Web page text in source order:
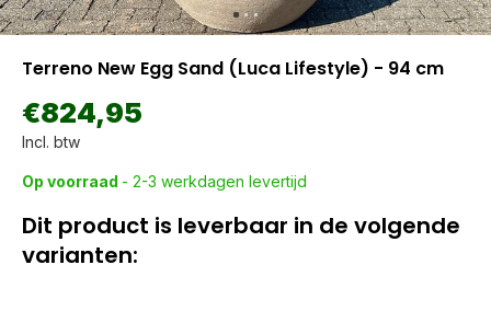
Terreno New Egg Sand (Luca Lifestyle) - 94 cm
€824,95
Incl. btw
Op voorraad - 2-3 werkdagen levertijd
Dit product is leverbaar in de volgende
varianten: